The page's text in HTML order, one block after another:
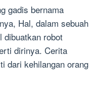
gadis bernama
Hal, dalam sebuah
dibuatkan robot
dirinya. Cerita
dari kehilangan orang